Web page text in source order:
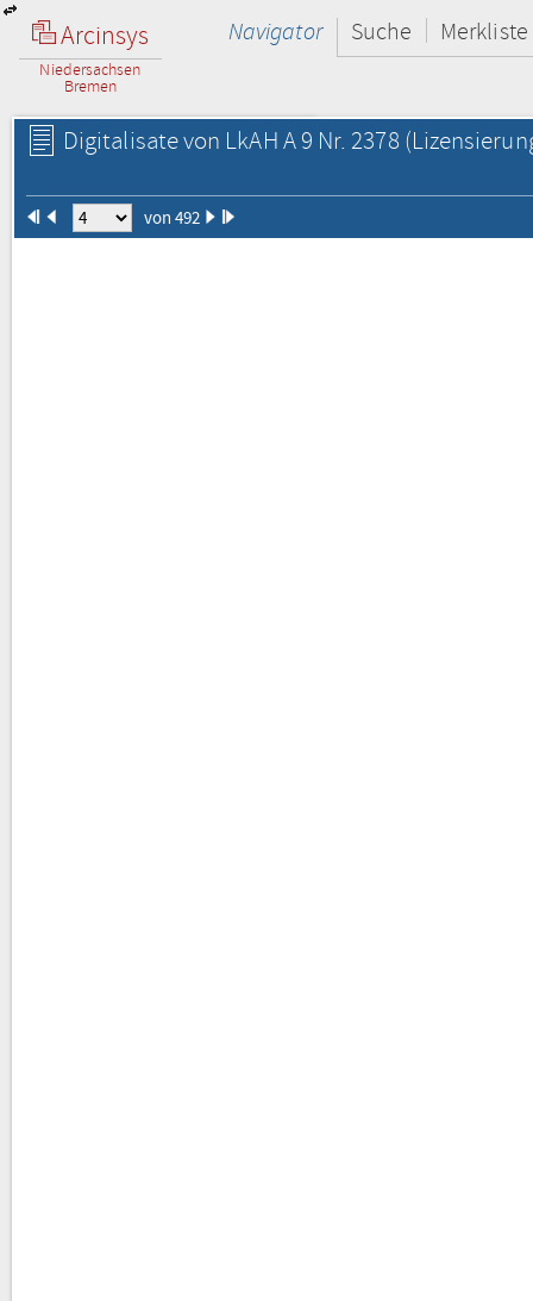
Arcinsys
Niedersachsen
Bremen
Navigator Suche Merkliste
Digitalisate von LkAH A 9 Nr. 2378
von 492